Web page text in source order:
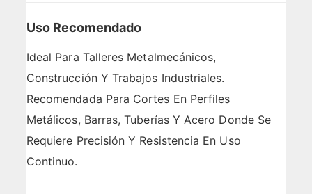
Uso Recomendado
Ideal Para Talleres Metalmecánicos,
Construcción Y Trabajos Industriales.
Recomendada Para Cortes En Perfiles
Metálicos, Barras, Tuberías Y Acero Donde Se
Requiere Precisión Y Resistencia En Uso
Continuo.